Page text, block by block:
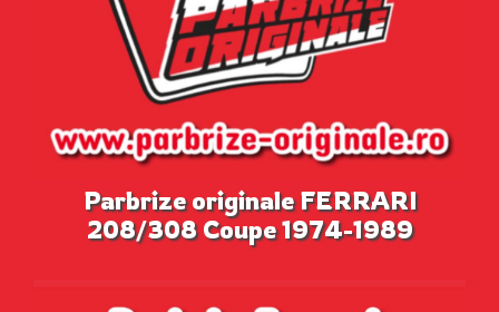
Parbrize originale FERRARI
208/308 Coupe 1974-1989